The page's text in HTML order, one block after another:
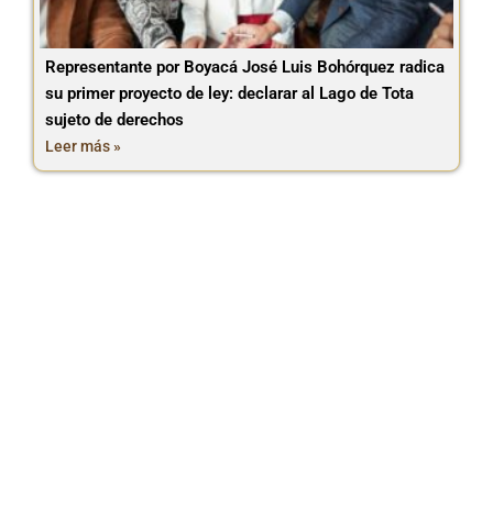
Representante por Boyacá José Luis Bohórquez radica
su primer proyecto de ley: declarar al Lago de Tota
sujeto de derechos
Leer más »